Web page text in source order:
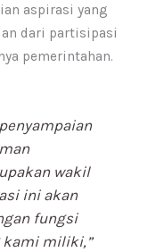
aspirasi yang
dari partisipasi
pemerintahan.
wakil
ini akan
fungsi
kami miliki,”